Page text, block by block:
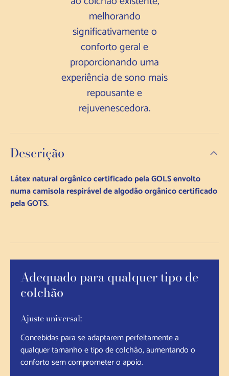
melhorando
significativamente o
conforto geral e
proporcionando uma
experiência de sono mais
repousante e
rejuvenescedora.
Descrição
Látex natural orgânico certificado pela GOLS envolto
numa camisola respirável de algodão orgânico certificado
pela GOTS.
Adequado para qualquer tipo de
colchão
Ajuste universal:
Concebidas para se adaptarem perfeitamente a
qualquer tamanho e tipo de colchão, aumentando o
conforto sem comprometer o apoio.